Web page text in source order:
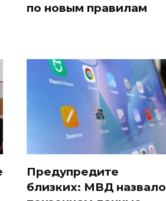
по новым правилам
Предупредите
близких: МВД назвало